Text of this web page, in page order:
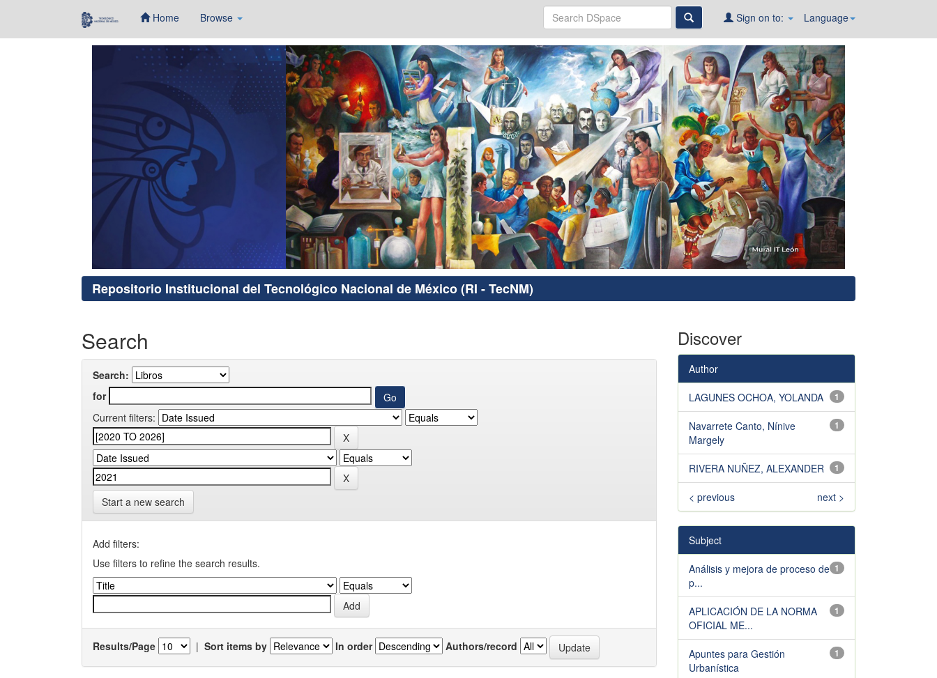
Home Browse Language
Sign on to:
Repositorio Institucional del Tecnológico Nacional de México (RI - TecNM)
Search
Search:
for
Current filters:
Start a new search
Add filters:
Use filters to refine the search results.
Results/Page | Sort items by In order Authors/record
Discover
Author
1
LAGUNES OCHOA, YOLANDA
1
Navarrete Canto, Nínive
Margely
1
RIVERA NUÑEZ, ALEXANDER
< previous next >
Subject
1
Análisis y mejora de proceso de
p...
1
APLICACIÓN DE LA NORMA
OFICIAL ME...
1
Apuntes para Gestión
Urbanística